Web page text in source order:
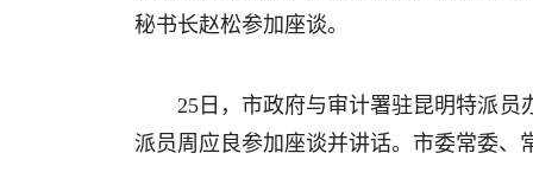
秘书长赵松参加座谈。
25日，市政府与审计署驻昆明特派
派员周应良参加座谈并讲话。市委常委、